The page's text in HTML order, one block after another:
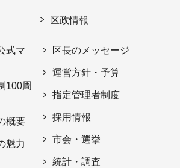
式マ
100周
概要
魅力
区政情報
区長のメッセージ
運営方針・予算
指定管理者制度
採用情報
市会・選挙
統計・調査